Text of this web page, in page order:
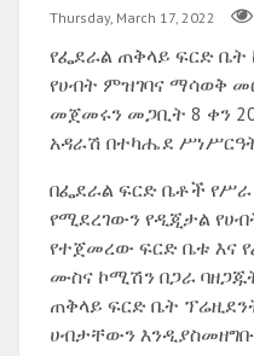
Thursday, March 17, 2022
የፌደራል ጠቅላይ ፍርድ
የሀብት ምዝገባና ማሳወቅ
መጀመሩን መጋቢት 8 ቀን
አዳራሽ በተካሔደ ሥነሥርዓት
በፌደራል ፍርድ ቤቶች
የሚደረገውን የዲጂታል
የተጀመረው ፍርድ ቤቱ እና
ሙስና ኮሚሽን በጋራ
ጠቅላይ ፍርድ ቤት
ሀብታቸውን እንዲያስመዘግቡ